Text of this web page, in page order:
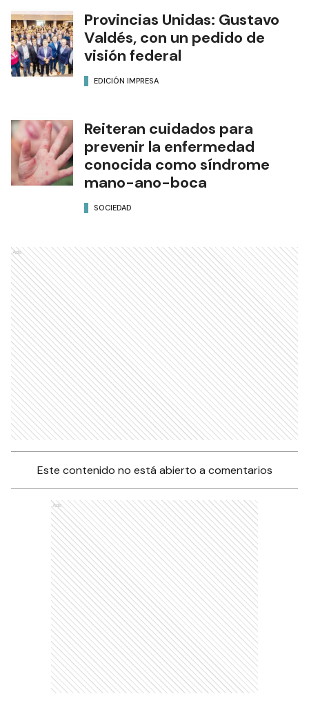
Provincias Unidas: Gustavo
Valdés, con un pedido de
visión federal
EDICIÓN IMPRESA
Reiteran cuidados para
prevenir la enfermedad
conocida como síndrome
mano-ano-boca
SOCIEDAD
Ads
Este contenido no está abierto a comentarios
Ads